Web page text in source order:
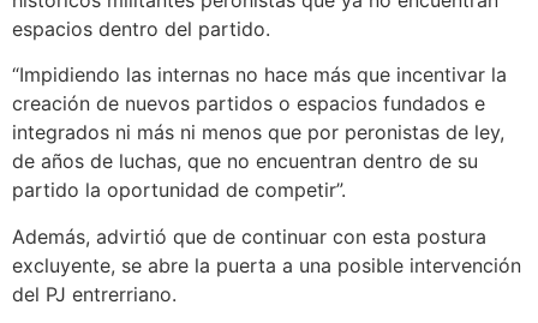
espacios dentro del partido.
“Impidiendo las internas no hace más que incentivar la
creación de nuevos partidos o espacios fundados e
integrados ni más ni menos que por peronistas de ley,
de años de luchas, que no encuentran dentro de su
partido la oportunidad de competir”.
Además, advirtió que de continuar con esta postura
excluyente, se abre la puerta a una posible intervención
del PJ entrerriano.